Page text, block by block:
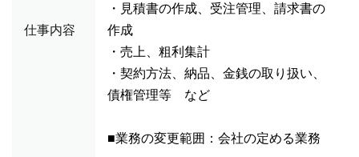
仕事内容
・見積書の作成、受注管理、請求書の
作成
・売上、粗利集計
・契約方法、納品、金銭の取り扱い、
債権管理等 など
■業務の変更範囲：会社の定める業務